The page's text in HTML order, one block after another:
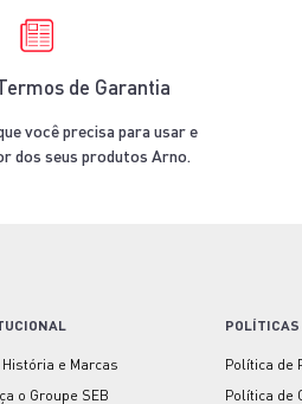
de Garantia
você precisa para usar e
dos seus produtos Arno.
e Marcas
o Groupe SEB
POLÍTICAS
Política de
Política de